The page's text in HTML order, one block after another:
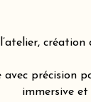
précision
immersive et